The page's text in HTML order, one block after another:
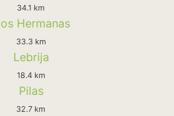
34.1 km
Hermanas
33.3 km
Lebrija
18.4 km
Pilas
32.7 km